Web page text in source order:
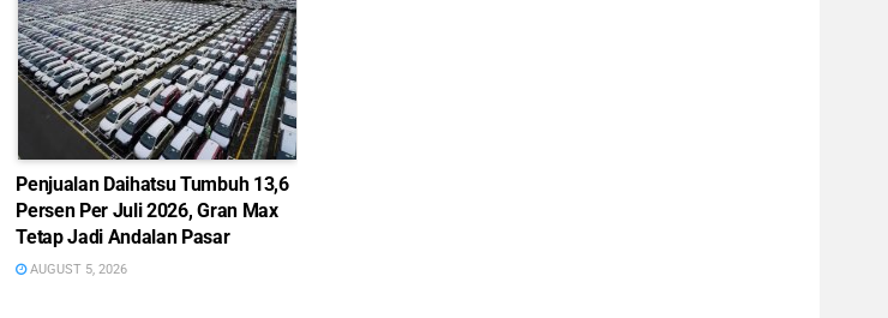
Penjualan Daihatsu Tumbuh 13,6
Persen Per Juli 2026, Gran Max
Tetap Jadi Andalan Pasar
AUGUST 5, 2026